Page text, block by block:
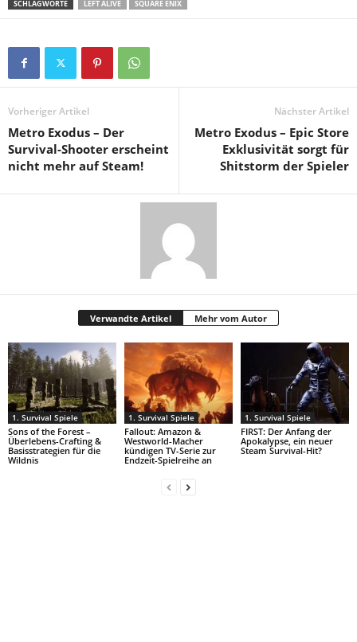
SCHLAGWORTE LEFT ALIVE SQUARE ENIX
Vorheriger Artikel
Metro Exodus – Der
Survival-Shooter erscheint
nicht mehr auf Steam!
Nächster Artikel
Metro Exodus – Epic Store
Exklusivität sorgt für
Shitstorm der Spieler
Verwandte Artikel Mehr vom Autor
1. Survival Spiele
Sons of the Forest –
Überlebens-Crafting &
Basisstrategien für die
Wildnis
1. Survival Spiele
Fallout: Amazon &
Westworld-Macher
kündigen TV-Serie zur
Endzeit-Spielreihe an
1. Survival Spiele
FIRST: Der Anfang der
Apokalypse, ein neuer
Steam Survival-Hit?